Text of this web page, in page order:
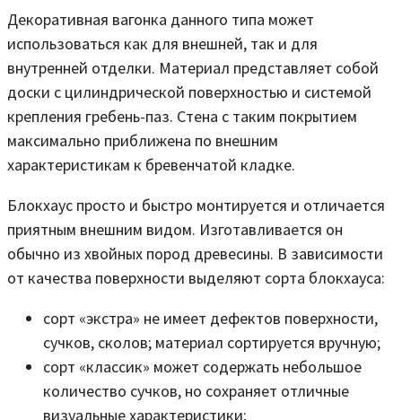
Декоративная вагонка данного типа может
использоваться как для внешней, так и для
внутренней отделки. Материал представляет собой
доски с цилиндрической поверхностью и системой
крепления гребень-паз. Стена с таким покрытием
максимально приближена по внешним
характеристикам к бревенчатой кладке.
Блокхаус просто и быстро монтируется и отличается
приятным внешним видом. Изготавливается он
обычно из хвойных пород древесины. В зависимости
от качества поверхности выделяют сорта блокхауса:
сорт «экстра» не имеет дефектов поверхности,
сучков, сколов; материал сортируется вручную;
сорт «классик» может содержать небольшое
количество сучков, но сохраняет отличные
визуальные характеристики;